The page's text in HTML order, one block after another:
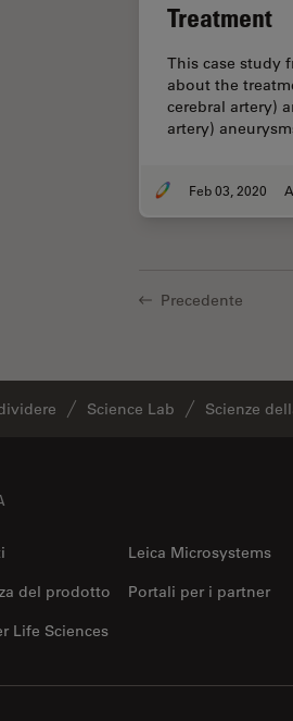
Treatment
This case study
about the
cerebral artery)
artery)
Feb 03, 2020
Precedente
Science Lab Scienze
Leica Microsystems
del prodotto
Portali per i partner
Life Sciences